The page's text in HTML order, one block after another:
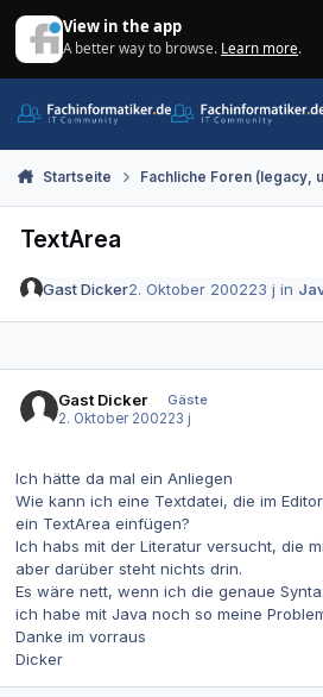
View in the app
A better way to browse. Learn more.
Startseite Fachliche Foren (legacy,
TextArea
Gast Dicker2. Oktober 200223 j in
Gast Dicker
Gäste
2. Oktober 200223 j
Ich hätte da mal ein Anliegen
Wie kann ich eine Textdatei, die im
ein TextArea einfügen?
Ich habs mit der Literatur versucht, die
aber darüber steht nichts drin.
Es wäre nett, wenn ich die genaue
ich habe mit Java noch so meine
Danke im vorraus
Dicker